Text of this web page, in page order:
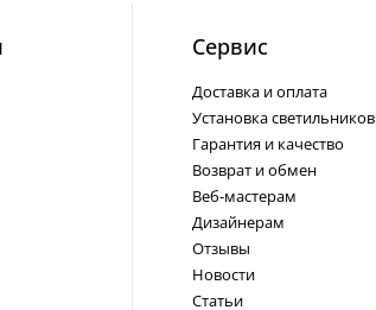
Cервис
Доставка и оплата
Установка светильников
Гарантия и качество
Возврат и обмен
Веб-мастерам
Дизайнерам
Отзывы
Новости
Статьи